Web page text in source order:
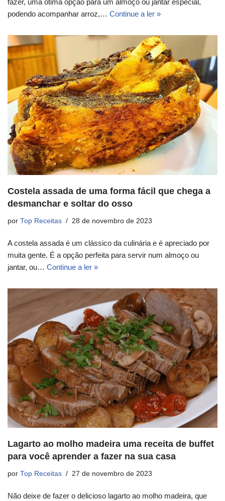
fazer, uma ótima opção para um almoço ou jantar especial,
podendo acompanhar arroz,… Continue a ler »
Costela assada de uma forma fácil que chega a
desmanchar e soltar do osso
por Top Receitas 28 de novembro de 2023
A costela assada é um clássico da culinária e é apreciado por
muita gente. É a opção perfeita para servir num almoço ou
jantar, ou… Continue a ler »
Lagarto ao molho madeira uma receita de buffet
para você aprender a fazer na sua casa
por Top Receitas 27 de novembro de 2023
Não deixe de fazer o delicioso lagarto ao molho madeira, que